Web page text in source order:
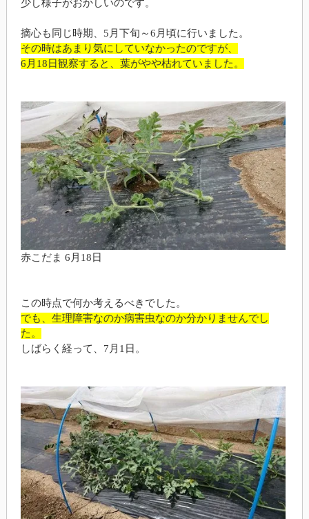
少し様子がおかしいのです。
摘心も同じ時期、5月下旬～6月頃に行いました。
その時はあまり気にしていなかったのですが、
6月18日観察すると、葉がやや枯れていました。
赤こだま 6月18日
この時点で何か考えるべきでした。
でも、生理障害なのか病害虫なのか分かりませんでし
た。
しばらく経って、7月1日。